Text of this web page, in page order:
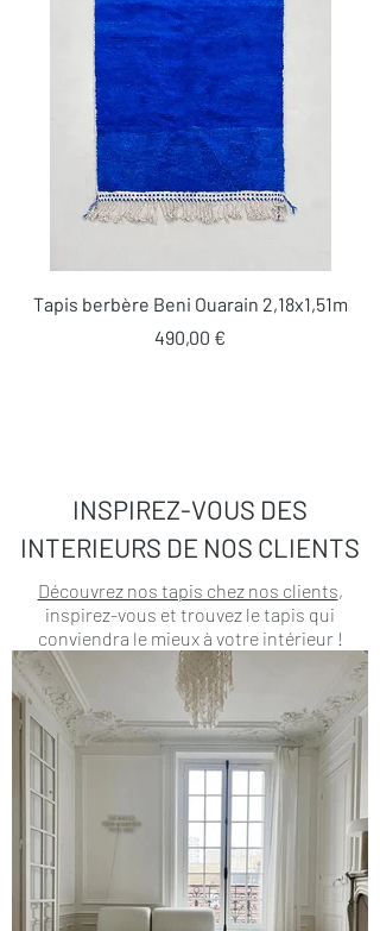
Tapis berbère Beni Ouarain 2,18x1,51m
Prix
490,00 €
INSPIREZ-VOUS DES
INTERIEURS DE NOS CLIENTS
Découvrez nos tapis chez nos clients,
inspirez-vous et trouvez le tapis qui
conviendra le mieux à votre intérieur !